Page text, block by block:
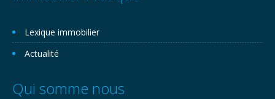
Lexique immobilier
Actualité
Qui somme nous